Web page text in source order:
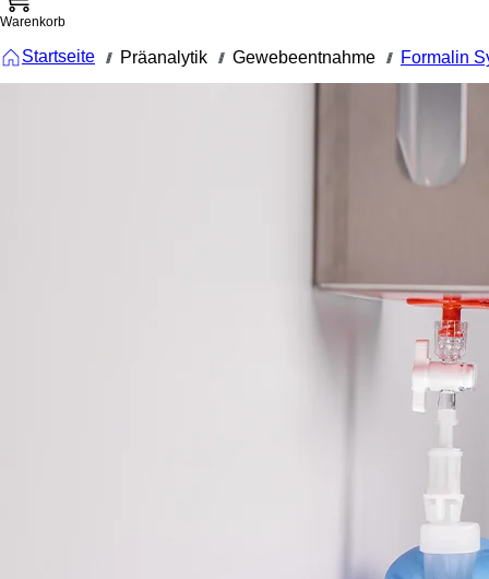
Warenkorb
Startseite /// Präanalytik /// Gewebeentnahme /// Formalin